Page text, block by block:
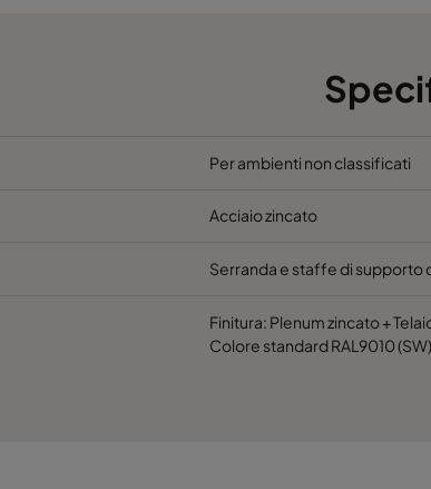
Per ambienti non classificati
Acciaio zincato
Serranda e staffe di supporto
Finitura: Plenum zincato +
Colore standard RAL9010 (SW)